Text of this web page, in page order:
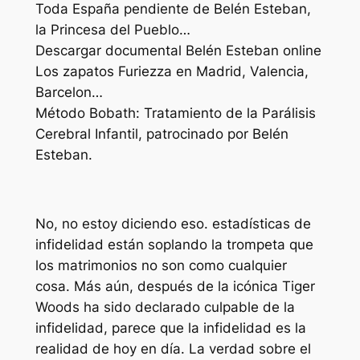
Toda España pendiente de Belén Esteban,
la Princesa del Pueblo…
Descargar documental Belén Esteban online
Los zapatos Furiezza en Madrid, Valencia,
Barcelon…
Método Bobath: Tratamiento de la Parálisis
Cerebral Infantil, patrocinado por Belén
Esteban.
No, no estoy diciendo eso. estadísticas de
infidelidad están soplando la trompeta que
los matrimonios no son como cualquier
cosa. Más aún, después de la icónica Tiger
Woods ha sido declarado culpable de la
infidelidad, parece que la infidelidad es la
realidad de hoy en día. La verdad sobre el